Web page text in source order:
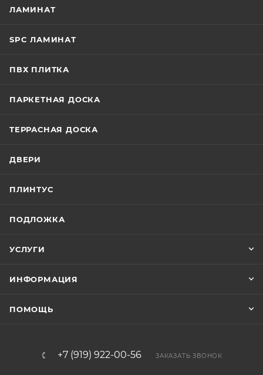
ЛАМИНАТ
SPC ЛАМИНАТ
ПВХ ПЛИТКА
ПАРКЕТНАЯ ДОСКА
ТЕРРАСНАЯ ДОСКА
ДВЕРИ
ПЛИНТУС
ПОДЛОЖКА
УСЛУГИ
ИНФОРМАЦИЯ
ПОМОЩЬ
+7 (919) 922-00-56 ЗАКАЗАТЬ ЗВОНОК